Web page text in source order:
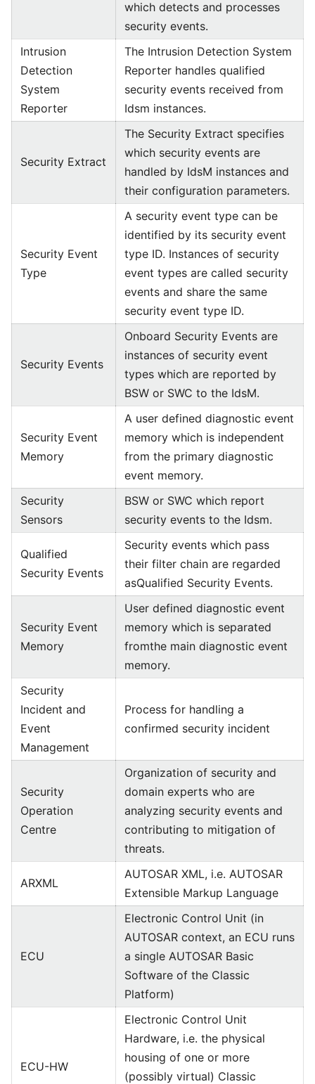
which detects and processes
security events.
Intrusion
Detection
System
Reporter
The Intrusion Detection System
Reporter handles qualified
security events received from
Idsm instances.
Security Extract
The Security Extract specifies
which security events are
handled by IdsM instances and
their configuration parameters.
Security Event
Type
A security event type can be
identified by its security event
type ID. Instances of security
event types are called security
events and share the same
security event type ID.
Security Events
Onboard Security Events are
instances of security event
types which are reported by
BSW or SWC to the IdsM.
Security Event
Memory
A user defined diagnostic event
memory which is independent
from the primary diagnostic
event memory.
Security
Sensors
BSW or SWC which report
security events to the Idsm.
Qualified
Security Events
Security events which pass
their filter chain are regarded
asQualified Security Events.
Security Event
Memory
User defined diagnostic event
memory which is separated
fromthe main diagnostic event
memory.
Security
Incident and
Event
Management
Process for handling a
confirmed security incident
Security
Operation
Centre
Organization of security and
domain experts who are
analyzing security events and
contributing to mitigation of
threats.
ARXML
AUTOSAR XML, i.e. AUTOSAR
Extensible Markup Language
ECU
Electronic Control Unit (in
AUTOSAR context, an ECU runs
a single AUTOSAR Basic
Software of the Classic
Platform)
ECU-HW
Electronic Control Unit
Hardware, i.e. the physical
housing of one or more
(possibly virtual) Classic